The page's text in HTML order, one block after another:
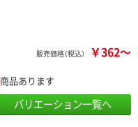
販売価格（税込） ￥362～
商品あります
バリエーション一覧へ